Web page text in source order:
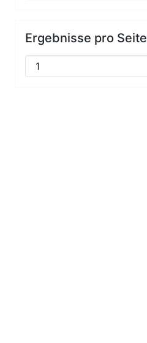
Ergebnisse pro Seite